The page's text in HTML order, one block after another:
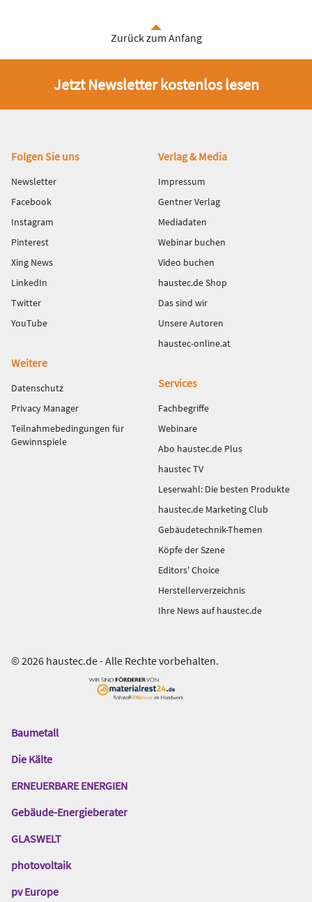
Zurück zum Anfang
Jetzt Newsletter kostenlos lesen
Fußbereich
Folgen Sie uns
Newsletter
Facebook
Instagram
Pinterest
Xing News
LinkedIn
Twitter
YouTube
Verlag & Media
Impressum
Gentner Verlag
Mediadaten
Webinar buchen
Video buchen
haustec.de Shop
Das sind wir
Unsere Autoren
haustec-online.at
Weitere
Datenschutz
Privacy Manager
Teilnahmebedingungen für
Gewinnspiele
Services
Fachbegriffe
Webinare
Abo haustec.de Plus
haustec TV
Leserwahl: Die besten Produkte
haustec.de Marketing Club
Gebäudetechnik-Themen
Köpfe der Szene
Editors' Choice
Herstellerverzeichnis
Ihre News auf haustec.de
© 2026 haustec.de - Alle Rechte vorbehalten.
Das
Gentner
Baumetall
Die Kälte
ERNEUERBARE ENERGIEN
Gebäude-Energieberater
GLASWELT
photovoltaik
pv Europe